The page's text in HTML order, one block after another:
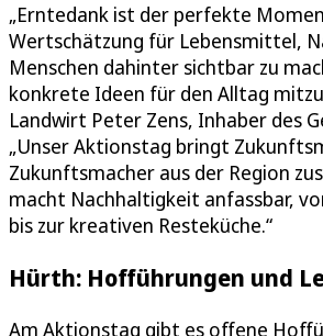
„Erntedank ist der perfekte
Wertschätzung für Lebensmittel,
Menschen dahinter sichtbar zu
konkrete Ideen für den Alltag
Landwirt Peter Zens, Inhaber des
„Unser Aktionstag bringt
Zukunftsmacher aus der Region
macht Nachhaltigkeit anfassbar,
bis zur kreativen Resteküche.“
Hürth: Hofführungen und
Am Aktionstag gibt es offene